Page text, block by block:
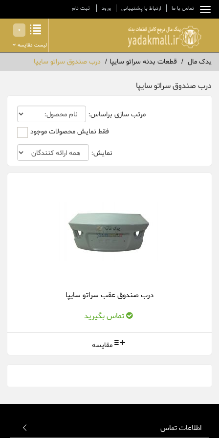
تماس با ما ارتباط با پشتیبانی ورود ثبت نام
0
لیست مقایسه
یدک مال قطعات بدنه سراتو سایپا درب صندوق سراتو سایپا
درب صندوق سراتو سایپا
مرتب سازی براساس:
فقط نمایش محصولات موجود
نمایش:
درب صندوق عقب سراتو سایپا
تماس بگیرید
مقایسه
اطلاعات تماس